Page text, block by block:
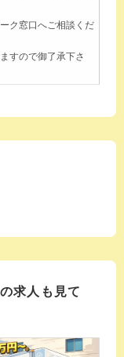
ク窓口へご相談くだ
すので御了承下さ
求人も見て